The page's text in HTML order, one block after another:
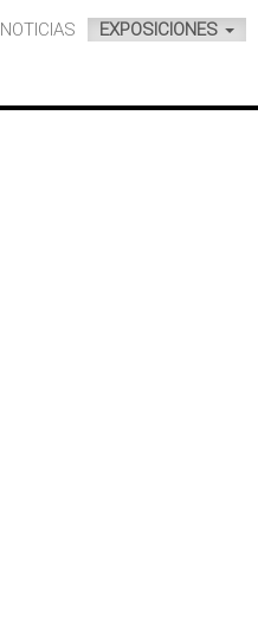
NOTICIAS EXPOSICIONES